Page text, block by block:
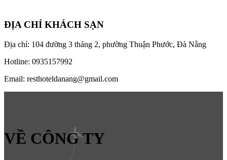
ĐỊA CHỈ KHÁCH SẠN
Địa chỉ: 104 đường 3 tháng 2, phường Thuận Phước, Đà Nẵng
Hotline: 0935157992
Email: resthoteldanang@gmail.com
VỀ CÔNG TY